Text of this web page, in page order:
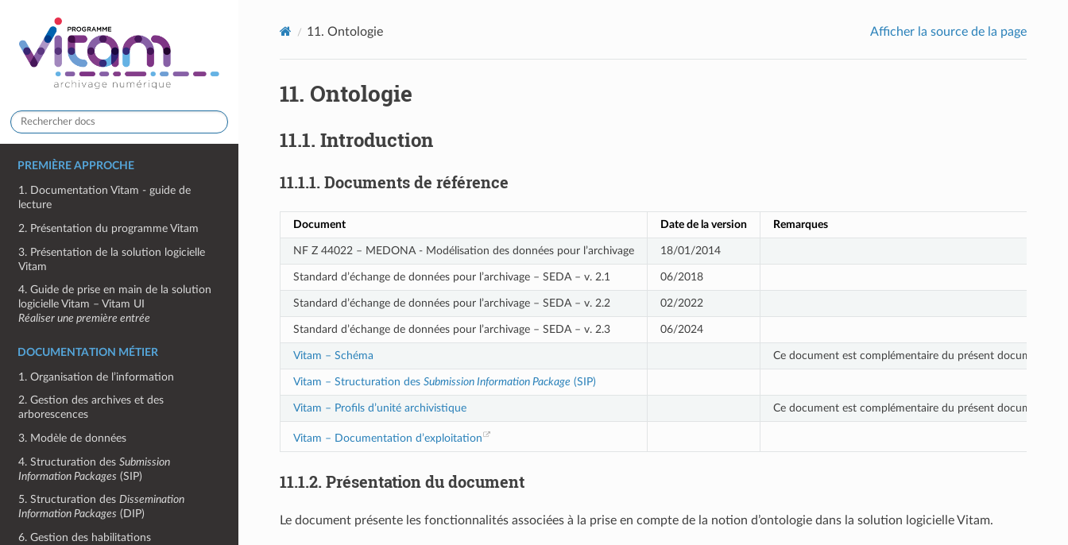
PREMIÈRE APPROCHE
1. Documentation Vitam - guide de
lecture
2. Présentation du programme Vitam
3. Présentation de la solution logicielle
Vitam
4. Guide de prise en main de la solution
logicielle Vitam – Vitam UI
Réaliser une première entrée
DOCUMENTATION MÉTIER
1. Organisation de l’information
2. Gestion des archives et des
arborescences
3. Modèle de données
4. Structuration desSubmission
Information Packages (SIP)
5. Structuration desDissemination
Information Packages (DIP)
6. Gestion des habilitations
11. Ontologie Afficher la source de la page
11. Ontologie
11.1. Introduction
11.1.1. Documents de référence
Document Date de la version Remarques
NF Z 44022 – MEDONA - Modélisation des données pour l’archivage 18/01/2014
Standard d’échange de données pour l’archivage – SEDA – v. 2.1 06/2018
Standard d’échange de données pour l’archivage – SEDA – v. 2.2 02/2022
Standard d’échange de données pour l’archivage – SEDA – v. 2.3 06/2024
Vitam – Schéma Ce document est complémentaire du présent document
Vitam – Structuration des Submission Information Package (SIP)
Vitam – Profils d’unité archivistique Ce document est complémentaire du présent document
Vitam – Documentation d’exploitation
11.1.2. Présentation du document
Le document présente les fonctionnalités associées à la prise en compte de la notion d’ontologie dans la solution logicielle Vitam.